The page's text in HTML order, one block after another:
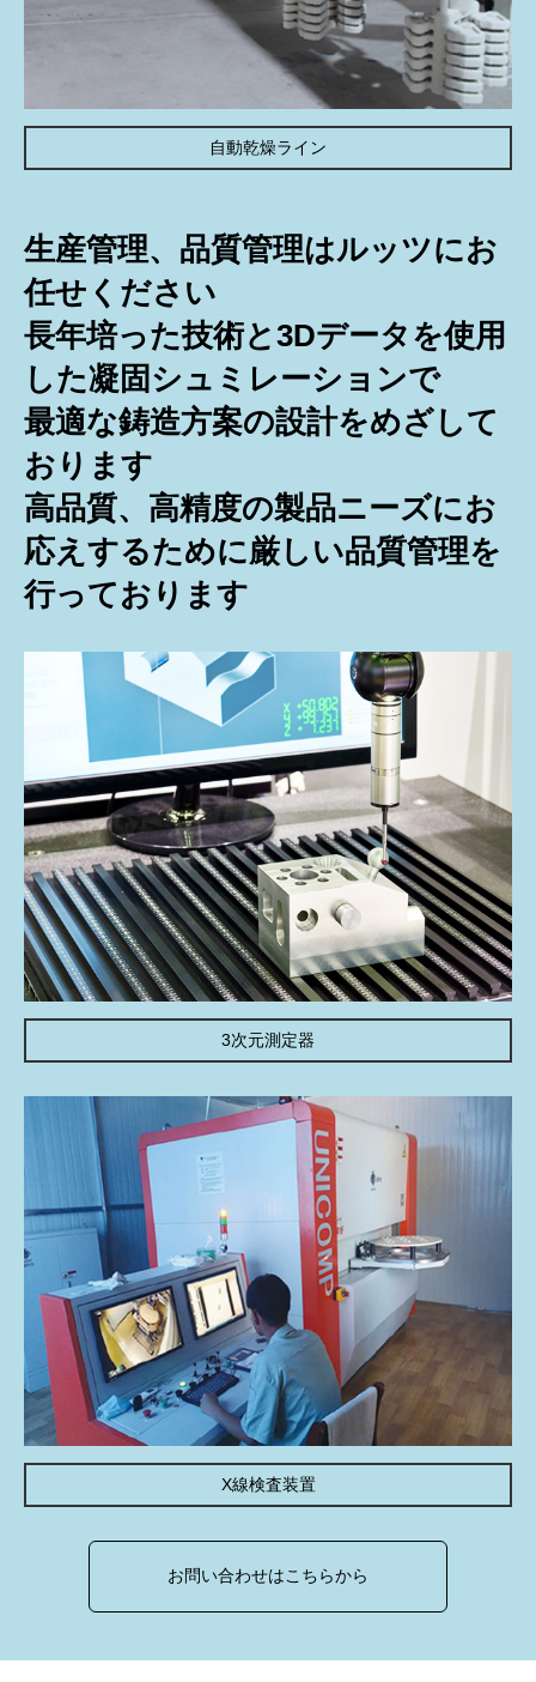
自動乾燥ライン
生産管理、品質管理はルッツにお
任せください
長年培った技術と3Dデータを使用
した凝固シュミレーションで
最適な鋳造方案の設計をめざして
おります
高品質、高精度の製品ニーズにお
応えするために厳しい品質管理を
行っております
3次元測定器
X線検査装置
お問い合わせはこちらから